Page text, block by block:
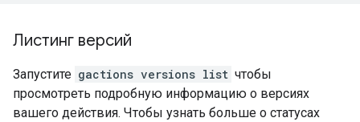
Листинг версий
Запустите gactions versions list чтобы
просмотреть подробную информацию о версиях
вашего действия. Чтобы узнать больше о статусах